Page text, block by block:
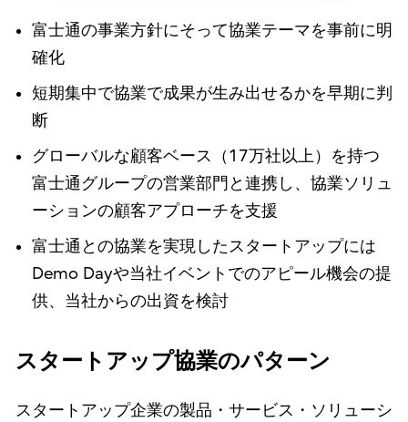
富士通の事業方針にそって協業テーマを事前に明
確化
短期集中で協業で成果が生み出せるかを早期に判
断
グローバルな顧客ベース（17万社以上）を持つ
富士通グループの営業部門と連携し、協業ソリュ
ーションの顧客アプローチを支援
富士通との協業を実現したスタートアップには
Demo Dayや当社イベントでのアピール機会の提
供、当社からの出資を検討
スタートアップ協業のパターン
スタートアップ企業の製品・サービス・ソリューシ